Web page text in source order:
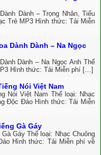
Dành – Trọng Nhân, Tiểu
Trẻ MP3 Hình thức: Tải Miễn
Dành Dành – Na Ngọc
Dành – Na Ngọc Anh Thể
Hình thức: Tải Miễn phí […]
Nói Việt Nam
Nói Việt Nam Thể loại: Nhạc
Độc Đáo Hình thức: Tải Miễn
Gà Gáy
Gáy Thể loại: Nhạc Chuông
Hình thức: Tải Miễn phí về